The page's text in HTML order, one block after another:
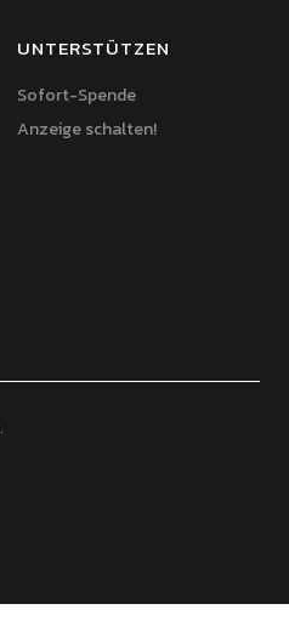
UNTERSTÜTZEN
Sofort-Spende
Anzeige schalten!